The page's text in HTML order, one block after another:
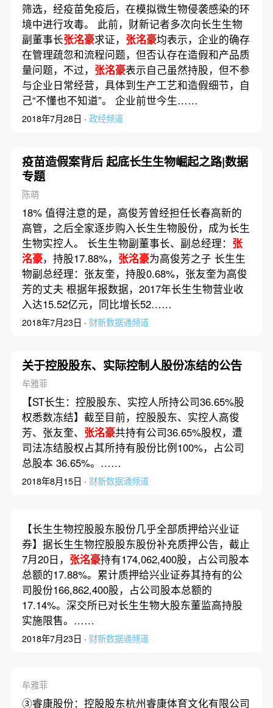
筛选，经疫苗免疫后，在模拟微生物侵袭感染的环
境中进行攻毒。 此前，财新记者多次向长生生物
副董事长张洺豪求证， 张洺豪均表示，企业的确存
在管理疏忽和流程问题，但否认存在造假和产品质
量问题，不过， 张洺豪表示自己虽然持股，但不参
与企业日常经营，具体到生产工艺和造假细节，自
己“不懂也不知道”。 企业前世今生……
2018年7月28日 · 政经频道
疫苗造假案背后 起底长生生物崛起之路|数据
专题
陈萌
18% 值得注意的是，高俊芳曾经担任长春高新的
高管，之后全家逐步购入长生生物股份，成为长生
生物实控人。 长生生物副董事长、副总经理： 张
洺豪，持股17.88%， 张洺豪为高俊芳之子 长生生
物副总经理：张友奎，持股0.68%，张友奎为高俊
芳的丈夫 根据年报数据，2017年长生生物营业收
入达15.52亿元，同比增长52……
2018年7月23日 · 财新数据通频道
关于控股股东、实际控制人股份冻结的公告
牟雅菲
【ST长生：控股股东、实控人所持公司36.65%股
权悉数冻结】截至目前，控股股东、实控人高俊
芳、张友奎、 张洺豪共持有公司36.65%股权，遭
司法冻结股权占其所持有股份比例100%，占公司
总股本 36.65%。……
2018年8月15日 · 财新数据通频道
【长生生物控股股东股份几乎全部质押给兴业证
券】据长生生物控股股东股份补充质押公告，截止
7月20日， 张洺豪持有174,062,400股，占公司股本
总额的17.88%。累计质押给兴业证券其持有的公
司股份166,862,400股，占公司股本总额的
17.14%。深交所已对长生生物大股东董监高持股
实施限售。……
2018年7月23日 · 财新数据通频道
牟雅菲
③睿康股份：控股股东杭州睿康体育文化有限公司